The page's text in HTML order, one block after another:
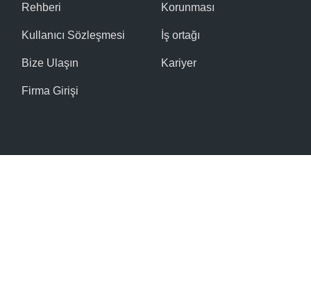
Rehberi
Kullanıcı Sözleşmesi
Bize Ulaşın
Firma Girişi
Korunması
İş ortağı
Kariyer